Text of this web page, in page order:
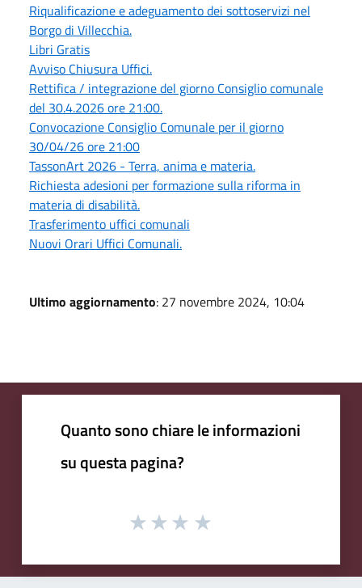
Riqualificazione e adeguamento dei sottoservizi nel
Borgo di Villecchia.
Libri Gratis
Avviso Chiusura Uffici.
Rettifica / integrazione del giorno Consiglio comunale
del 30.4.2026 ore 21:00.
Convocazione Consiglio Comunale per il giorno
30/04/26 ore 21:00
TassonArt 2026 - Terra, anima e materia.
Richiesta adesioni per formazione sulla riforma in
materia di disabilità.
Trasferimento uffici comunali
Nuovi Orari Uffici Comunali.
Ultimo aggiornamento: 27 novembre 2024, 10:04
Quanto sono chiare le informazioni
su questa pagina?